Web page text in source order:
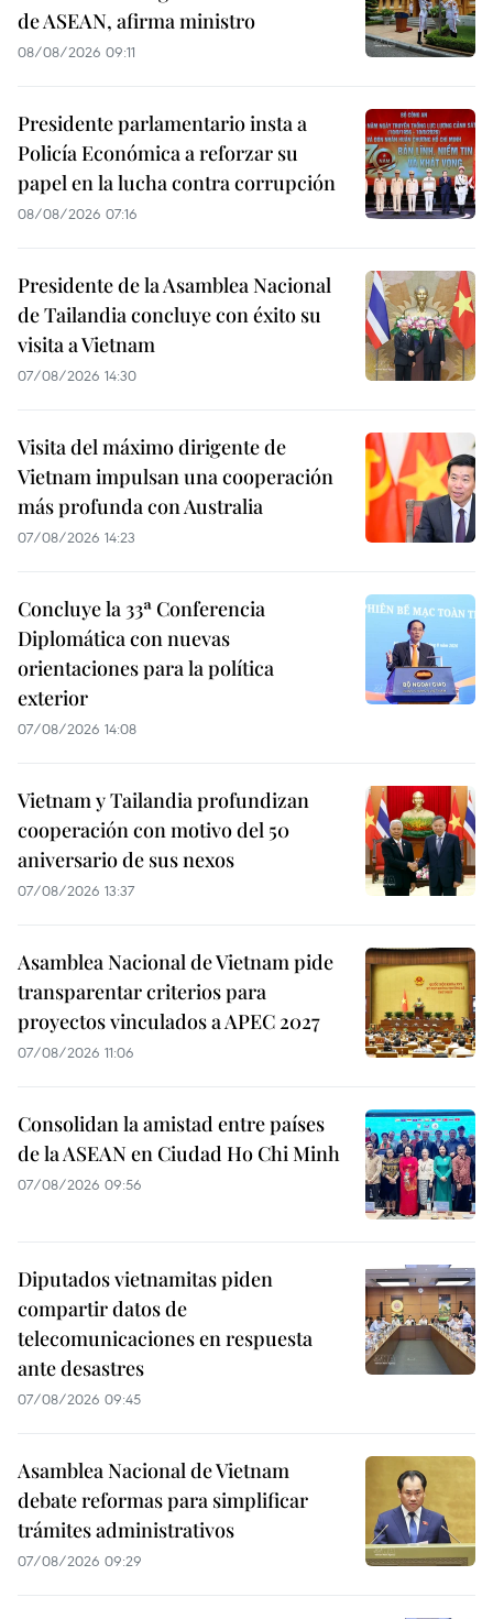
de ASEAN, afirma ministro
08/08/2026 09:11
Presidente parlamentario insta a
Policía Económica a reforzar su
papel en la lucha contra corrupción
08/08/2026 07:16
Presidente de la Asamblea Nacional
de Tailandia concluye con éxito su
visita a Vietnam
07/08/2026 14:30
Visita del máximo dirigente de
Vietnam impulsan una cooperación
más profunda con Australia
07/08/2026 14:23
Concluye la 33ª Conferencia
Diplomática con nuevas
orientaciones para la política
exterior
07/08/2026 14:08
Vietnam y Tailandia profundizan
cooperación con motivo del 50
aniversario de sus nexos
07/08/2026 13:37
Asamblea Nacional de Vietnam pide
transparentar criterios para
proyectos vinculados a APEC 2027
07/08/2026 11:06
Consolidan la amistad entre países
de la ASEAN en Ciudad Ho Chi Minh
07/08/2026 09:56
Diputados vietnamitas piden
compartir datos de
telecomunicaciones en respuesta
ante desastres
07/08/2026 09:45
Asamblea Nacional de Vietnam
debate reformas para simplificar
trámites administrativos
07/08/2026 09:29